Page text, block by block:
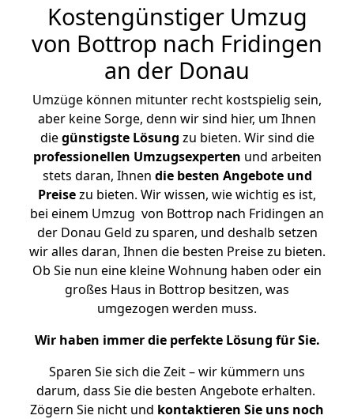
Kostengünstiger Umzug
von Bottrop nach Fridingen
an der Donau
Umzüge können mitunter recht kostspielig sein,
aber keine Sorge, denn wir sind hier, um Ihnen
diegünstigste Lösung zu bieten. Wir sind die
professionellen Umzugsexperten und arbeiten
stets daran, Ihnen die besten Angebote und
Preisezu bieten. Wir wissen, wie wichtig es ist,
bei einem Umzug von Bottrop nach Fridingen an
der Donau Geld zu sparen, und deshalb setzen
wir alles daran, Ihnen die besten Preise zu bieten.
Ob Sie nun eine kleine Wohnung haben oder ein
großes Haus in Bottrop besitzen, was
umgezogen werden muss.
Wir haben immer die perfekte Lösung für Sie.
Sparen Sie sich die Zeit – wir kümmern uns
darum, dass Sie die besten Angebote erhalten.
Zögern Sie nicht und kontaktieren Sie uns noch